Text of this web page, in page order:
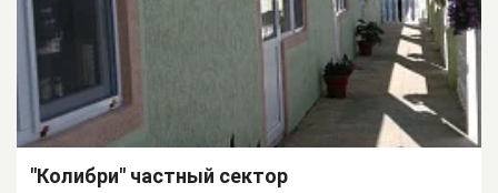
"Колибри" частный сектор